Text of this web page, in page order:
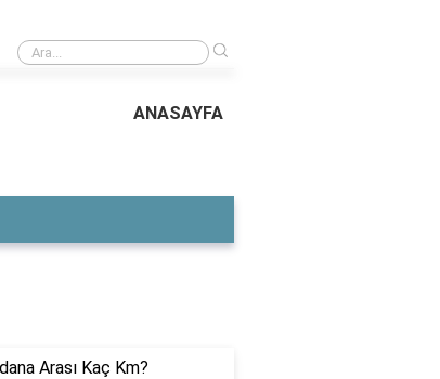
Alkol nedeniyle ehliyetimi geri aldıktan sonra
ANASAYFA
Arası Kaç Km?